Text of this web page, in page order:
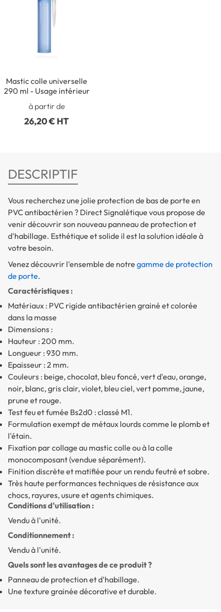
Mastic colle universelle
290 ml - Usage intérieur
à partir de
26,20 € HT
DESCRIPTIF
Vous recherchez une jolie protection de bas de porte en
PVC antibactérien ? Direct Signalétique vous propose de
venir découvrir son nouveau panneau de protection et
d'habillage. Esthétique et solide il est la solution idéale à
votre besoin.
Venez découvrir l'ensemble de notre gamme de protection
de porte.
Caractéristiques :
Matériaux : PVC rigide antibactérien grainé et colorée
dans la masse
Dimensions :
Hauteur : 200 mm.
Longueur : 930 mm.
Epaisseur : 2 mm.
Couleurs : beige, chocolat, bleu foncé, vert d'eau, orange,
noir, blanc, gris clair, violet, bleu ciel, vert pomme, jaune,
prune et rouge.
Test feu et fumée Bs2d0 : classé M1.
Formulation exempt de métaux lourds comme le plomb et
l'étain.
Fixation par collage au mastic colle ou à la colle
monocomposant (vendue séparément).
Finition discrète et matifiée pour un rendu feutré et sobre.
Très haute performances techniques de résistance aux
chocs, rayures, usure et agents chimiques.
Conditions d'utilisation :
Vendu à l'unité.
Conditionnement :
Vendu à l'unité.
Quels sont les avantages de ce produit ?
Panneau de protection et d'habillage.
Une texture grainée décorative et durable.